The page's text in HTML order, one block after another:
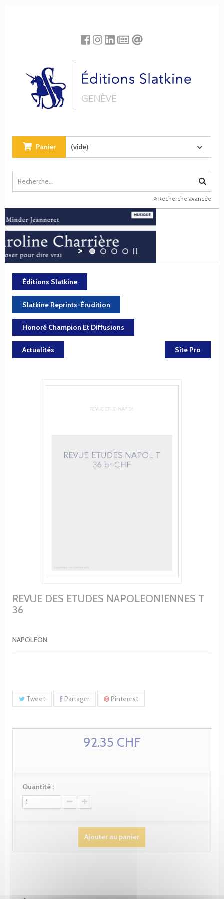
Panier (vide)
Recherche avancée
Éditions Slatkine
Slatkine Reprints-Érudition
Honoré Champion Et Diffusions
Actualités Site Pro
REVUE DES ETUDES NAPOLEONIENNES T
36
NAPOLEON
Tweet Partager Pinterest
92.35 CHF
Quantité :
Ajouter au panier